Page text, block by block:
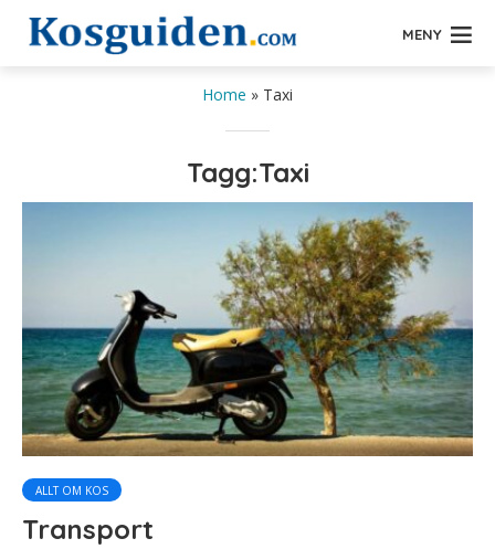
MENY
Home » Taxi
Tagg:Taxi
ALLT OM KOS
Transport